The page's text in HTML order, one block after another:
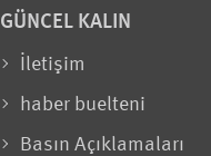
GÜNCEL KALIN
İletişim
haber buelteni
Basın Açıklamaları